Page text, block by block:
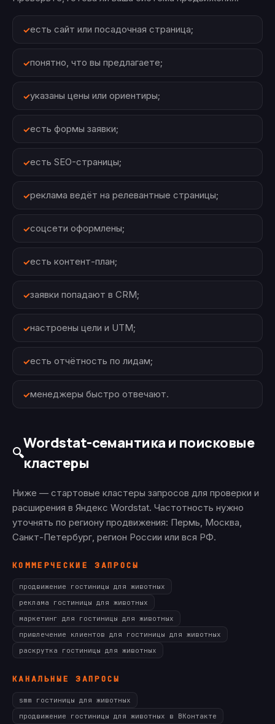
есть сайт или посадочная страница;
понятно, что вы предлагаете;
указаны цены или ориентиры;
есть формы заявки;
есть SEO-страницы;
реклама ведёт на релевантные страницы;
соцсети оформлены;
есть контент-план;
заявки попадают в CRM;
настроены цели и UTM;
есть отчётность по лидам;
менеджеры быстро отвечают.
🔍
Wordstat-семантика и поисковые
кластеры
Ниже — стартовые кластеры запросов для проверки и
расширения в Яндекс Wordstat. Частотность нужно
уточнять по региону продвижения: Пермь, Москва,
Санкт-Петербург, регион России или вся РФ.
КОММЕРЧЕСКИЕ ЗАПРОСЫ
продвижение гостиницы для животных
реклама гостиницы для животных
маркетинг для гостиницы для животных
привлечение клиентов для гостиницы для животных
раскрутка гостиницы для животных
КАНАЛЬНЫЕ ЗАПРОСЫ
smm гостиницы для животных
продвижение гостиницы для животных в ВКонтакте